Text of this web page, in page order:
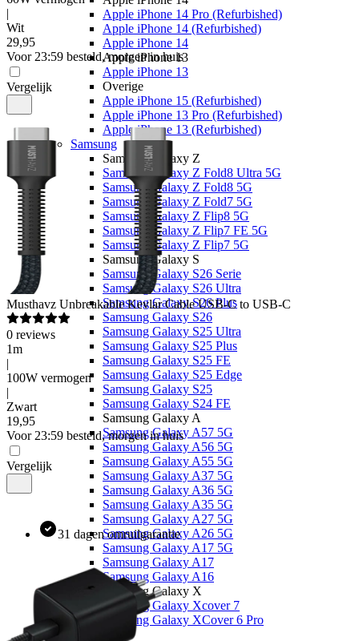
Apple iPhone 14 Pro (Refurbished)
Apple iPhone 14 (Refurbished)
Apple iPhone 14
Apple iPhone 13
Apple iPhone 13
Overige
Apple iPhone 15 (Refurbished)
Apple iPhone 13 Pro (Refurbished)
Apple iPhone 13 (Refurbished)
Samsung
Samsung Galaxy Z
Samsung Galaxy Z Fold8 Ultra 5G
Samsung Galaxy Z Fold8 5G
Samsung Galaxy Z Fold7 5G
Samsung Galaxy Z Flip8 5G
Samsung Galaxy Z Flip7 FE 5G
Samsung Galaxy Z Flip7 5G
Samsung Galaxy S
Samsung Galaxy S26 Serie
Samsung Galaxy S26 Ultra
Samsung Galaxy S26 Plus
Samsung Galaxy S26
Samsung Galaxy S25 Ultra
Samsung Galaxy S25 Plus
Samsung Galaxy S25 FE
Samsung Galaxy S25 Edge
Samsung Galaxy S25
Samsung Galaxy S24 FE
Samsung Galaxy A
Samsung Galaxy A57 5G
Samsung Galaxy A56 5G
Samsung Galaxy A55 5G
Samsung Galaxy A37 5G
Samsung Galaxy A36 5G
Samsung Galaxy A35 5G
Samsung Galaxy A27 5G
Samsung Galaxy A26 5G
Samsung Galaxy A17 5G
Samsung Galaxy A17
Samsung Galaxy A16
Samsung Galaxy X
Samsung Galaxy Xcover 7
Samsung Galaxy XCover 6 Pro
|
Wit
29,95
Voor 23:59 besteld, morgen in huis
Vergelijk
Musthavz Unbreakable Kevlar Cable USB-C to USB-C
0 reviews
1m
|
100W vermogen
|
Zwart
19,95
Voor 23:59 besteld, morgen in huis
Vergelijk
31 dagen omruilgarantie